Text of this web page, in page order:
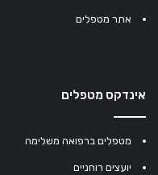
אתר מטפלים
אינדקס מטפלים
מטפלים ברפואה משלימה
יועצים רוחניים